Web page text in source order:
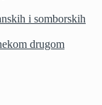
i somborskih
drugom